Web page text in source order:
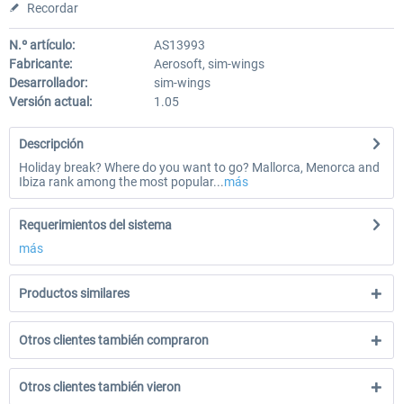
Recordar
N.º artículo:
AS13993
Fabricante:
Aerosoft, sim-wings
Desarrollador:
sim-wings
Versión actual:
1.05
Descripción
Holiday break? Where do you want to go? Mallorca, Menorca and
Ibiza rank among the most popular...más
Requerimientos del sistema
más
Productos similares
Otros clientes también compraron
Otros clientes también vieron